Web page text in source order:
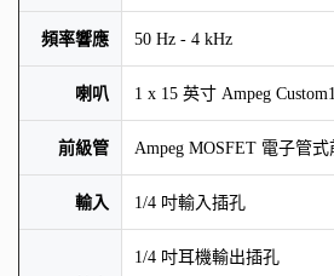
頻率響應 50 Hz - 4 kHz
喇叭 1 x 15 英寸 Ampeg
前級管 Ampeg MOSFET 電子管式
輸入 1/4 吋輸入插孔
1/4 吋耳機輸出插孔